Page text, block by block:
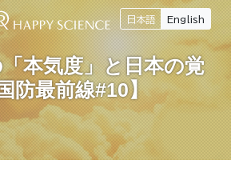
日本語 English
本気度」と日本の覚
防最前線#10】